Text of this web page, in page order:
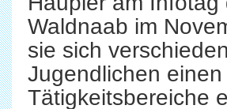
Waldnaab im
sie sich
Jugendlichen
Tätigkeitsbereiche